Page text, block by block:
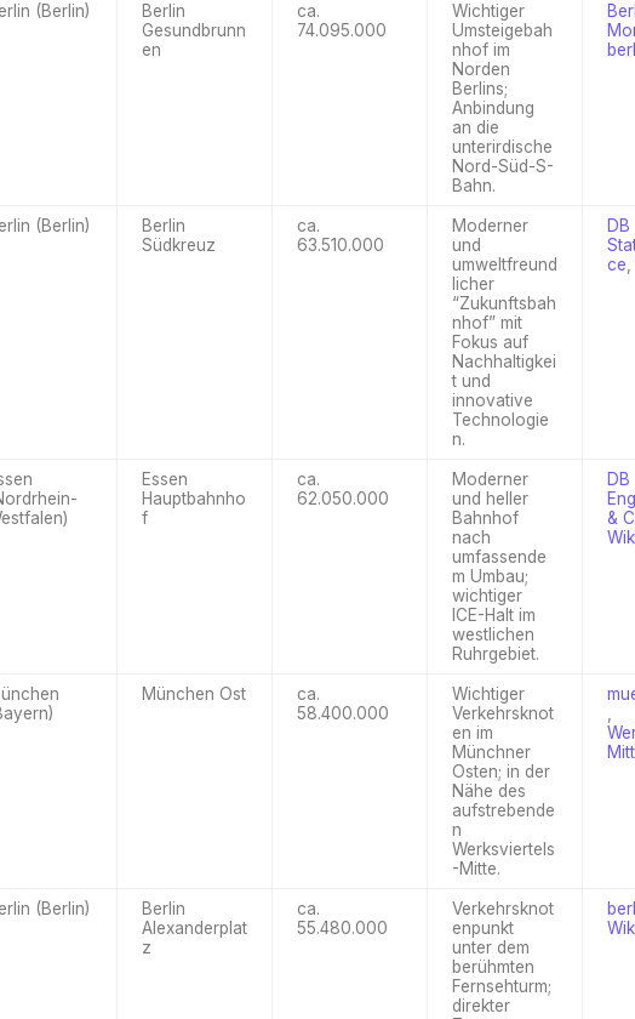
(Berlin)
Berlin
Gesundbrunn
en
ca.
74.095.000
Wichtiger
Umsteigebah
nhof im
Norden
Berlins;
Anbindung
an die
unterirdische
Nord-Süd-S-
Bahn.
(Berlin)
Berlin
Südkreuz
ca.
63.510.000
Moderner
und
umweltfreund
licher
“Zukunftsbah
nhof” mit
Fokus auf
Nachhaltigkei
t und
innovative
Technologie
n.
DB
ce
Essen
Hauptbahnho
f
ca.
62.050.000
Moderner
und heller
Bahnhof
nach
umfassende
m Umbau;
wichtiger
ICE-Halt im
westlichen
Ruhrgebiet.
DB
&
München Ost
ca.
58.400.000
Wichtiger
Verkehrsknot
en im
Münchner
Osten; in der
Nähe des
aufstrebende
n
Werksviertels
-Mitte.
(Berlin)
Berlin
Alexanderplat
z
ca.
55.480.000
Verkehrsknot
enpunkt
unter dem
berühmten
Fernsehturm;
direkter